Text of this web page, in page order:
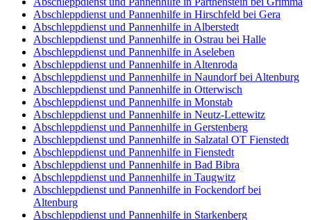
Abschleppdienst und Pannenhilfe in Hirschfeld bei Gera
Abschleppdienst und Pannenhilfe in Alberstedt
Abschleppdienst und Pannenhilfe in Ostrau bei Halle
Abschleppdienst und Pannenhilfe in Aseleben
Abschleppdienst und Pannenhilfe in Altenroda
Abschleppdienst und Pannenhilfe in Naundorf bei Altenburg
Abschleppdienst und Pannenhilfe in Otterwisch
Abschleppdienst und Pannenhilfe in Monstab
Abschleppdienst und Pannenhilfe in Neutz-Lettewitz
Abschleppdienst und Pannenhilfe in Gerstenberg
Abschleppdienst und Pannenhilfe in Salzatal OT Fienstedt
Abschleppdienst und Pannenhilfe in Fienstedt
Abschleppdienst und Pannenhilfe in Bad Bibra
Abschleppdienst und Pannenhilfe in Taugwitz
Abschleppdienst und Pannenhilfe in Fockendorf bei
Altenburg
Abschleppdienst und Pannenhilfe in Starkenberg